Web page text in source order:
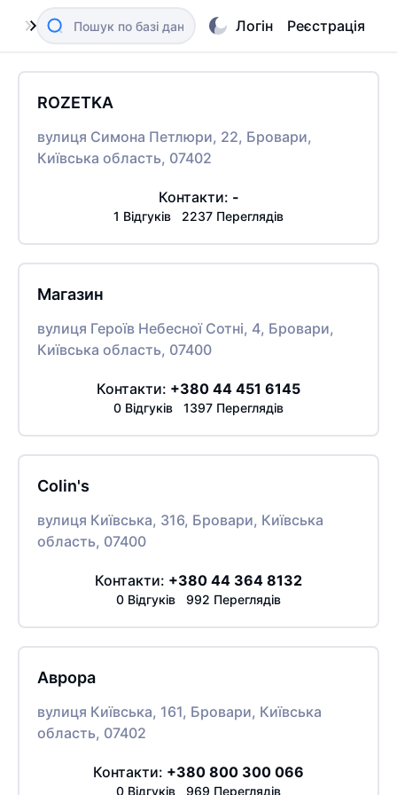
Логін Реєстрація
ROZETKA
вулиця Симона Петлюри, 22, Бровари,
Київська область, 07402
Контакти: -
1 Відгуків 2237 Переглядів
Магазин
вулиця Героїв Небесної Сотні, 4, Бровари,
Київська область, 07400
Контакти: +380 44 451 6145
0 Відгуків 1397 Переглядів
Colin's
вулиця Київська, 316, Бровари, Київська
область, 07400
Контакти: +380 44 364 8132
0 Відгуків 992 Переглядів
Аврора
вулиця Київська, 161, Бровари, Київська
область, 07402
Контакти: +380 800 300 066
0 Відгуків 969 Переглядів